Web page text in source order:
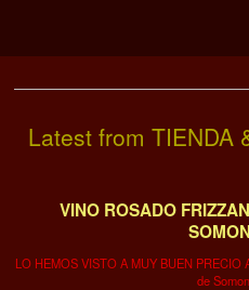
Latest from TIENDA
VINO ROSADO
LO HEMOS VISTO A MUY BUEN
de